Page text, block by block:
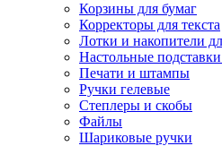
Корзины для бумаг
Корректоры для текста
Лотки и накопители
Настольные
Печати и штампы
Ручки гелевые
Степлеры и скобы
Файлы
Шариковые ручки